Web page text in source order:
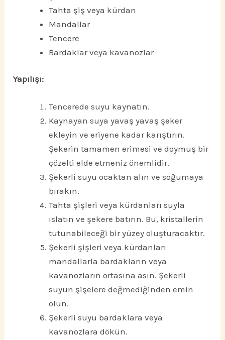
Tahta şiş veya kürdan
Mandallar
Tencere
Bardaklar veya kavanozlar
Yapılışı:
Tencerede suyu kaynatın.
Kaynayan suya yavaş yavaş şeker
ekleyin ve eriyene kadar karıştırın.
Şekerin tamamen erimesi ve doymuş bir
çözelti elde etmeniz önemlidir.
Şekerli suyu ocaktan alın ve soğumaya
bırakın.
Tahta şişleri veya kürdanları suyla
ıslatın ve şekere batırın. Bu, kristallerin
tutunabileceği bir yüzey oluşturacaktır.
Şekerli şişleri veya kürdanları
mandallarla bardakların veya
kavanozların ortasına asın. Şekerli
suyun şişelere değmediğinden emin
olun.
Şekerli suyu bardaklara veya
kavanozlara dökün.